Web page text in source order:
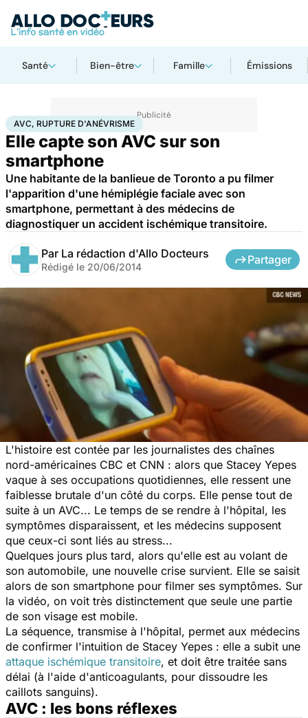
Santé Bien-être Famille Émissions
AccueilSantéAVC, rupture d'anévrisme
AVC, RUPTURE D'ANÉVRISME
Elle capte son AVC sur son
smartphone
Une habitante de la banlieue de Toronto a pu filmer
l'apparition d'une hémiplégie faciale avec son
smartphone, permettant à des médecins de
diagnostiquer un accident ischémique transitoire.
Par La rédaction d'Allo Docteurs
Rédigé le 20/06/2014
Partager
L'histoire est contée par les journalistes des chaînes
nord-américaines CBC et CNN : alors que Stacey Yepes
vaque à ses occupations quotidiennes, elle ressent une
faiblesse brutale d'un côté du corps. Elle pense tout de
suite à un AVC... Le temps de se rendre à l'hôpital, les
symptômes disparaissent, et les médecins supposent
que ceux-ci sont liés au stress...
Quelques jours plus tard, alors qu'elle est au volant de
son automobile, une nouvelle crise survient. Elle se saisit
alors de son smartphone pour filmer ses symptômes. Sur
la vidéo, on voit très distinctement que seule une partie
de son visage est mobile.
La séquence, transmise à l'hôpital, permet aux médecins
de confirmer l'intuition de Stacey Yepes : elle a subit une
attaque ischémique transitoire, et doit être traitée sans
délai (à l'aide d'anticoagulants, pour dissoudre les
caillots sanguins).
AVC : les bons réflexes